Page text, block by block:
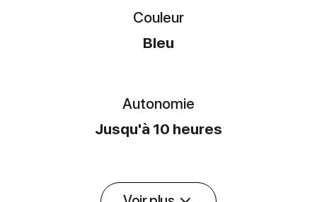
Couleur
Bleu
Autonomie
Jusqu'à 10 heures